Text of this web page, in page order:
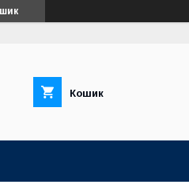
Кошик